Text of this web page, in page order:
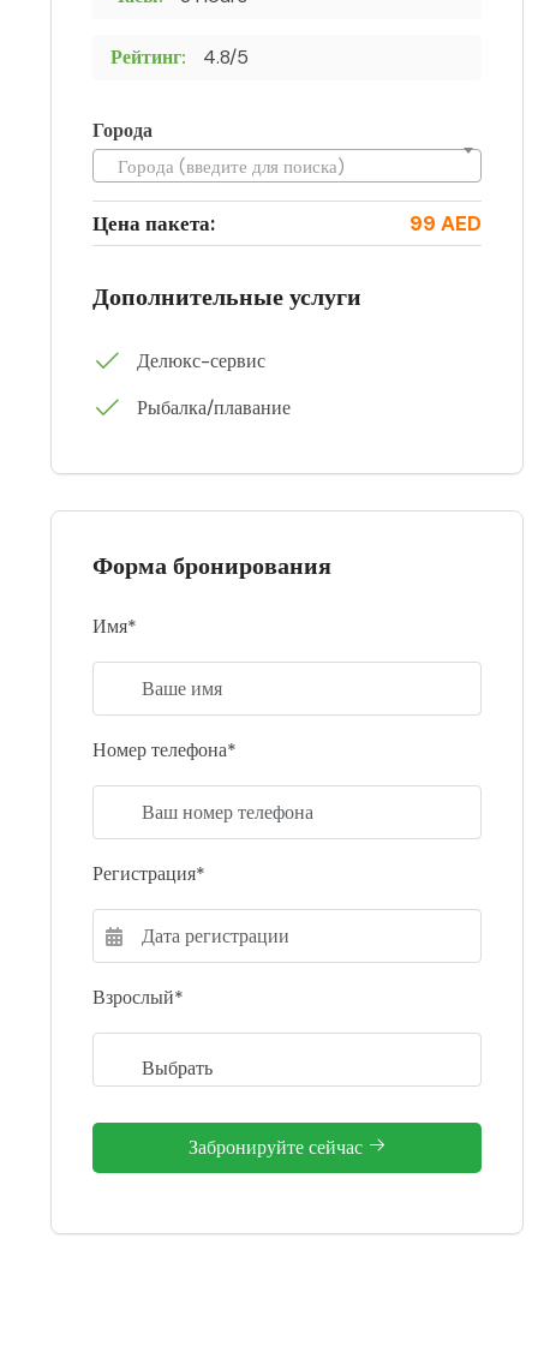
Рейтинг: 4.8/5
Города
Города (введите для поиска)
Цена пакета: 99 AED
Дополнительные услуги
Делюкс-сервис
Рыбалка/плавание
Форма бронирования
Имя*
Номер телефона*
Регистрация*
Взрослый*
Забронируйте сейчас